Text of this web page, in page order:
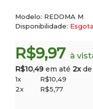
Modelo: REDOMA M
Disponibilidade:
R$9,97 à
R$10,49 em até 2x de
1x R$10,49
2x
R$5,77